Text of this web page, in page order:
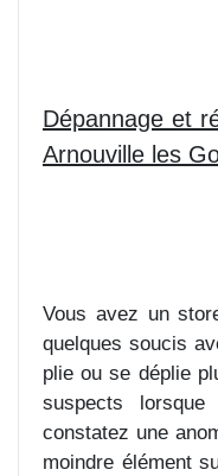
Dépannage et
Arnouville les
Vous avez un
quelques soucis
plie ou se déplie
suspects
constatez une
moindre élément